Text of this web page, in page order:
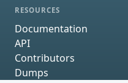
RESOURCES
Documentation
API
Contributors
Dumps